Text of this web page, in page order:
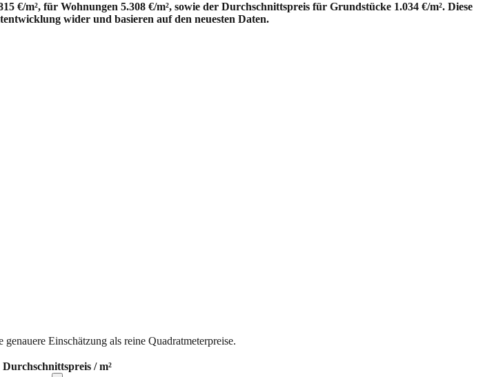
m², für Wohnungen 5.308 €/m², sowie der Durchschnittspreis für Grundstücke 1.034 €/m². Diese
wider und basieren auf den neuesten Daten.
Einschätzung als reine Quadratmeterpreise.
Durchschnittspreis / m²